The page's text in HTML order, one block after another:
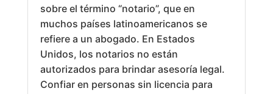
sobre el término “notario”, que en
muchos países latinoamericanos se
refiere a un abogado. En Estados
Unidos, los notarios no están
autorizados para brindar asesoría legal.
Confiar en personas sin licencia para